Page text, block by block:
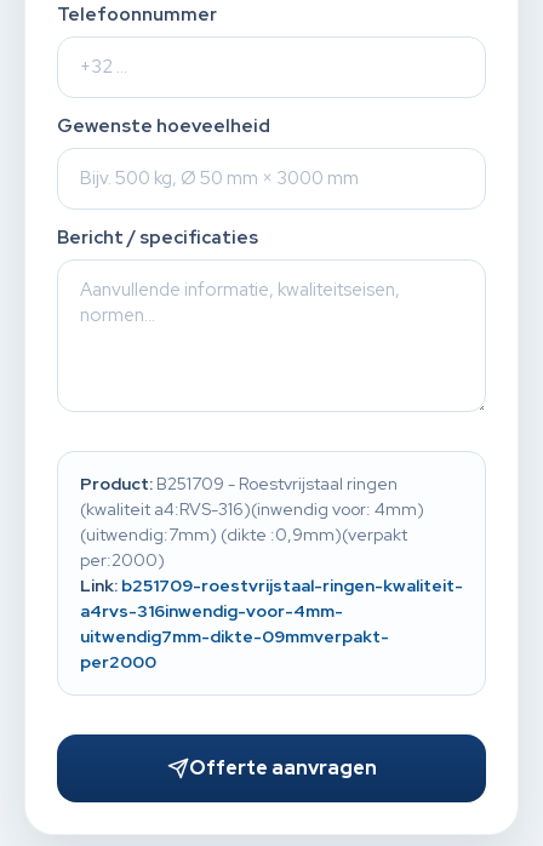
Telefoonnummer
Gewenste hoeveelheid
Bericht / specificaties
Product: B251709 - Roestvrijstaal ringen
(kwaliteit a4:RVS-316)(inwendig voor: 4mm)
(uitwendig:7mm) (dikte :0,9mm)(verpakt
per:2000)
Link: b251709-roestvrijstaal-ringen-kwaliteit-
a4rvs-316inwendig-voor-4mm-
uitwendig7mm-dikte-09mmverpakt-
per2000
Offerte aanvragen